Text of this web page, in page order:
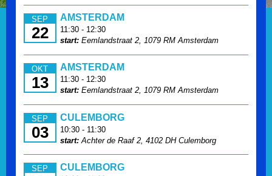
SEP
22
AMSTERDAM
11:30 - 12:30
start:Eemlandstraat 2, 1079 RM Amsterdam
OKT
13
AMSTERDAM
11:30 - 12:30
start:Eemlandstraat 2, 1079 RM Amsterdam
SEP
03
CULEMBORG
10:30 - 11:30
start:Achter de Raaf 2, 4102 DH Culemborg
SEP CULEMBORG